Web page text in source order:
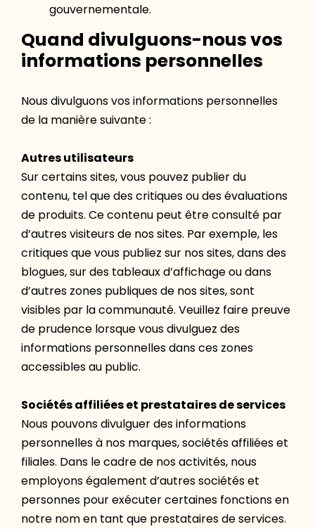
gouvernementale.
Quand divulguons-nous vos
informations personnelles
Nous divulguons vos informations personnelles
de la manière suivante :
Autres utilisateurs
Sur certains sites, vous pouvez publier du
contenu, tel que des critiques ou des évaluations
de produits. Ce contenu peut être consulté par
d’autres visiteurs de nos sites. Par exemple, les
critiques que vous publiez sur nos sites, dans des
blogues, sur des tableaux d’affichage ou dans
d’autres zones publiques de nos sites, sont
visibles par la communauté. Veuillez faire preuve
de prudence lorsque vous divulguez des
informations personnelles dans ces zones
accessibles au public.
Sociétés affiliées et prestataires de services
Nous pouvons divulguer des informations
personnelles à nos marques, sociétés affiliées et
filiales. Dans le cadre de nos activités, nous
employons également d’autres sociétés et
personnes pour exécuter certaines fonctions en
notre nom en tant que prestataires de services.